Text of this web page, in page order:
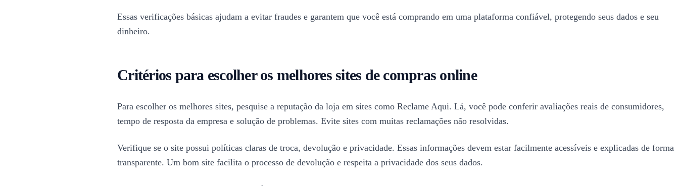
Essas verificações básicas ajudam a evitar fraudes e garantem que você está comprando em uma plataforma confiável, protegendo seus dados e seu
dinheiro.
Critérios para escolher os melhores sites de compras online
Para escolher os melhores sites, pesquise a reputação da loja em sites como Reclame Aqui. Lá, você pode conferir avaliações reais de consumidores,
tempo de resposta da empresa e solução de problemas. Evite sites com muitas reclamações não resolvidas.
Verifique se o site possui políticas claras de troca, devolução e privacidade. Essas informações devem estar facilmente acessíveis e explicadas de forma
transparente. Um bom site facilita o processo de devolução e respeita a privacidade dos seus dados.